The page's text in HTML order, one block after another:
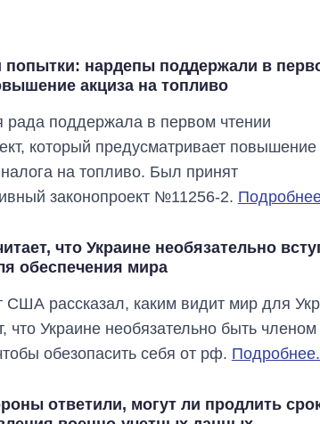
попытки: нардепы поддержали в
акциза на топливо
рада поддержала в первом чтении
который предусматривает повышение
налога на топливо. Был принят
законопроект №11256-2.
что Украине необязательно
обеспечения мира
США рассказал, каким видит мир для
что Украине необязательно быть членом
обезопасить себя от рф.
ответили, могут ли продлить